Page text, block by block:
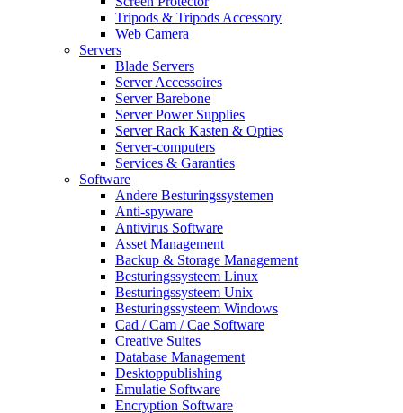
Tripods & Tripods Accessory
Web Camera
Servers
Blade Servers
Server Accessoires
Server Barebone
Server Power Supplies
Server Rack Kasten & Opties
Server-computers
Services & Garanties
Software
Andere Besturingssystemen
Anti-spyware
Antivirus Software
Asset Management
Backup & Storage Management
Besturingssysteem Linux
Besturingssysteem Unix
Besturingssysteem Windows
Cad / Cam / Cae Software
Creative Suites
Database Management
Desktoppublishing
Emulatie Software
Encryption Software